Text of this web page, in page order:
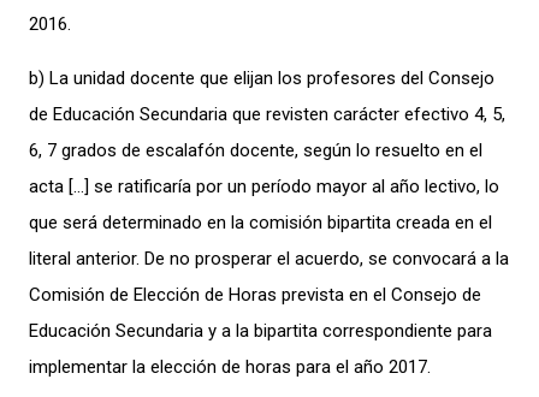
2016.
b) La unidad docente que elijan los profesores del Consejo
de Educación Secundaria que revisten carácter efectivo 4, 5,
6, 7 grados de escalafón docente, según lo resuelto en el
acta […] se ratificaría por un período mayor al año lectivo, lo
que será determinado en la comisión bipartita creada en el
literal anterior. De no prosperar el acuerdo, se convocará a la
Comisión de Elección de Horas prevista en el Consejo de
Educación Secundaria y a la bipartita correspondiente para
implementar la elección de horas para el año 2017.